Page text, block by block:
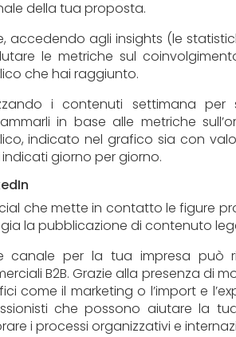
della tua proposta.
accedendo agli insights (le
le metriche sul
che hai raggiunto.
i contenuti settimana
in base alle metriche
indicato nel grafico sia con
giorno per giorno.
che mette in contatto le figure
la pubblicazione di contenuto
canale per la tua impresa può
B2B. Grazie alla presenza di
come il marketing o l’import e
che possono aiutare la
i processi organizzativi e